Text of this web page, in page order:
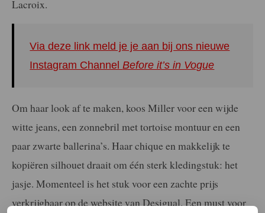
Lacroix.
Via deze link meld je je aan bij ons nieuwe
Instagram ChannelBefore it’s in Vogue
Om haar look af te maken, koos Miller voor een wijde
witte jeans, een zonnebril met tortoise montuur en een
paar zwarte ballerina’s. Haar chique en makkelijk te
kopiëren silhouet draait om één sterk kledingstuk: het
jasje. Momenteel is het stuk voor een zachte prijs
verkrijgbaar op de website van Desigual. Een must voor